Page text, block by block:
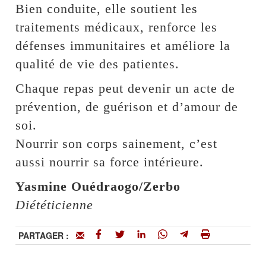
Bien conduite, elle soutient les
traitements médicaux, renforce les
défenses immunitaires et améliore la
qualité de vie des patientes.
Chaque repas peut devenir un acte de
prévention, de guérison et d’amour de
soi.
Nourrir son corps sainement, c’est
aussi nourrir sa force intérieure.
Yasmine Ouédraogo/Zerbo
Diététicienne
PARTAGER :